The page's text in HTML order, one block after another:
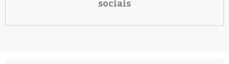
sociais